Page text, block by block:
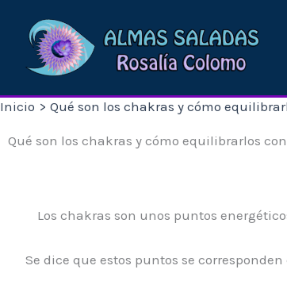
contenido
Inicio Qué son los chakras y cómo
Qué son los chakras y cómo equilibrarlos
Los chakras son unos puntos
Se dice que estos puntos se